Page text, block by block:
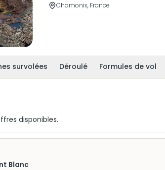
Chamonix, France
survolées Déroulé Formules de vol
disponibles.
Blanc